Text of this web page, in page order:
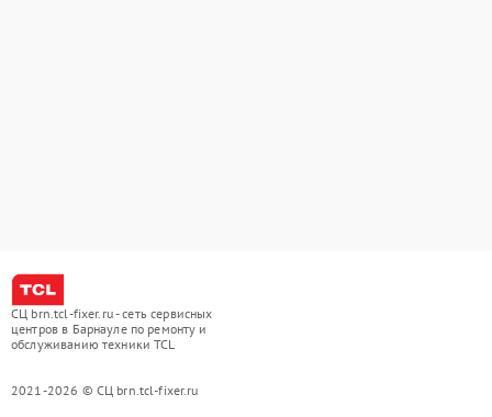
СЦ brn.tcl-fixer.ru - сеть сервисных
центров в Барнауле по ремонту и
обслуживанию техники TCL
2021-2026 © СЦ brn.tcl-fixer.ru